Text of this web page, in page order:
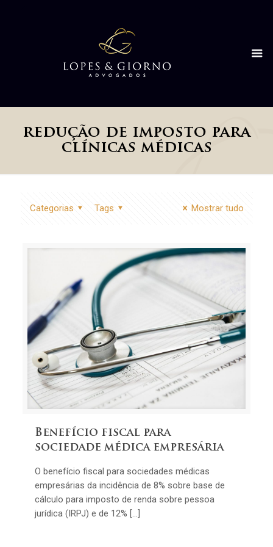
redução de imposto para
clínicas médicas
Categorias Tags Mostrar tudo
Benefício fiscal para
sociedade médica empresária
O benefício fiscal para sociedades médicas
empresárias da incidência de 8% sobre base de
cálculo para imposto de renda sobre pessoa
jurídica (IRPJ) e de 12% […]